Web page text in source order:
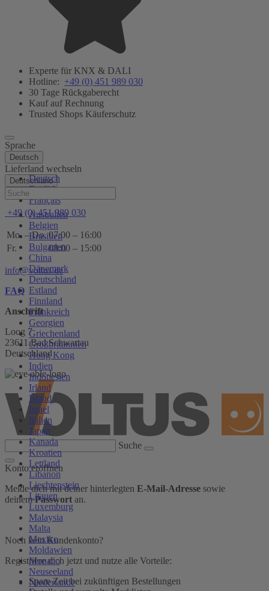
Experte für KNX & DALI
Hotline: +49 (0) 451 989 030
30 Tage Rückgaberecht
Kauf auf Rechnung
Trusted Shops Käuferschutz
Sprache
Deutsch
Deutsch
English
Français
Lieferland wechseln
Deutschland
Australien
Belgien
Brasilien
Bulgarien
China
Dänemark
Deutschland
Estland
Finnland
Frankreich
Georgien
Griechenland
Großbritannien
Hong Kong
Indien
Indonesien
Irland
Island
Israel
Italien
Japan
Kanada
Kroatien
Lettland
Libanon
Liechtenstein
Litauen
Luxemburg
Malaysia
Malta
Mexiko
Moldawien
Monaco
Neuseeland
Niederlande
Hilfe
+49 (0) 451 989 030
Mo. – Do. 07:00 – 16:00
Fr.
08:00 – 15:00
info@voltus.de
FAQ
Anschrift
Loog 7
23611 Bad Schwartau
Deutschland
Suche
Konto eröffnen
Melde dich mit deiner hinterlegten E-Mail-Adresse sowie
deinemPasswort an.
Noch kein Kundenkonto?
Registriere dich jetzt und nutze alle Vorteile:
Spare Zeit bei zukünftigen Bestellungen